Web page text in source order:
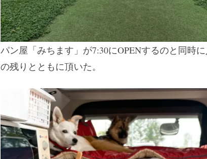
パン屋「みちます」が7:30にOPENするのと同時
の残りとともに頂いた。